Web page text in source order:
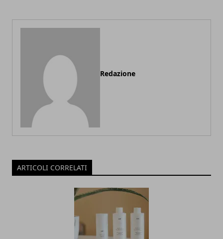
Redazione
ARTICOLI CORRELATI